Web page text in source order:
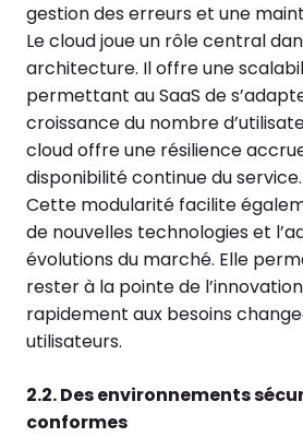
gestion des erreurs et une
Le cloud joue un rôle central
architecture. Il offre une
permettant au SaaS de
croissance du nombre
cloud offre une résilience
disponibilité continue du service.
Cette modularité facilite
de nouvelles technologies et
évolutions du marché. Elle
rester à la pointe de
rapidement aux besoins
utilisateurs.
2.2. Des environnements
conformes